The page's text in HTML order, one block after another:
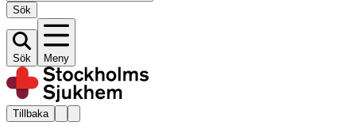
Sök
Sök Meny
Tillbaka